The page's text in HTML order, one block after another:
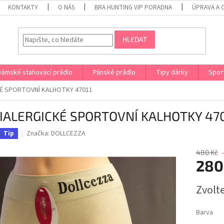
KONTAKTY O NÁS BRA HUNTING VIP PORADNA ÚPRAVA A
HLEDAT
stahovací prádlo Pánské prádlo Tipy dárky
SPORTOVNÍ KALHOTKY 47011
SPORTOVNÍ KALHOTKY
Tip Značka: DOLLCEZZA
480 Kč
cena:
Barva